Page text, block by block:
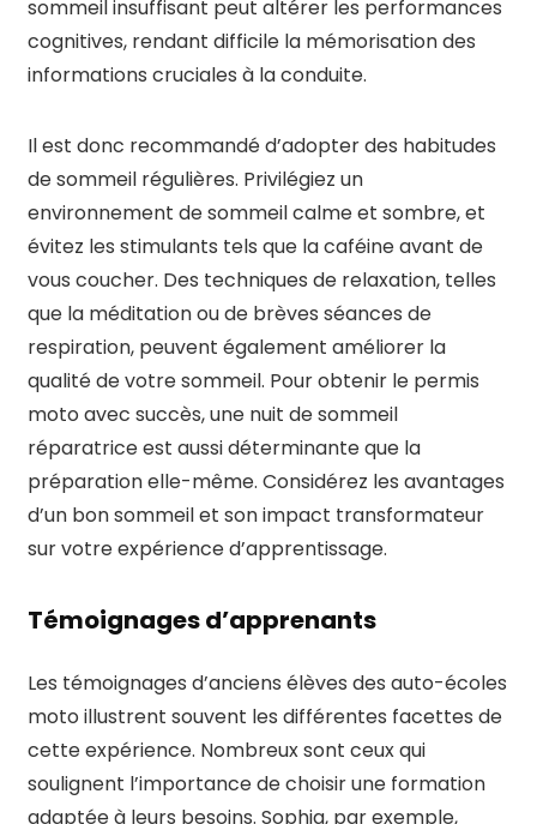
sommeil insuffisant peut altérer les performances
cognitives, rendant difficile la mémorisation des
informations cruciales à la conduite.
Il est donc recommandé d’adopter des habitudes
de sommeil régulières. Privilégiez un
environnement de sommeil calme et sombre, et
évitez les stimulants tels que la caféine avant de
vous coucher. Des techniques de relaxation, telles
que la méditation ou de brèves séances de
respiration, peuvent également améliorer la
qualité de votre sommeil. Pour obtenir le permis
moto avec succès, une nuit de sommeil
réparatrice est aussi déterminante que la
préparation elle-même. Considérez les avantages
d’un bon sommeil et son impact transformateur
sur votre expérience d’apprentissage.
Témoignages d’apprenants
Les témoignages d’anciens élèves des auto-écoles
moto illustrent souvent les différentes facettes de
cette expérience. Nombreux sont ceux qui
soulignent l’importance de choisir une formation
adaptée à leurs besoins. Sophia, par exemple,